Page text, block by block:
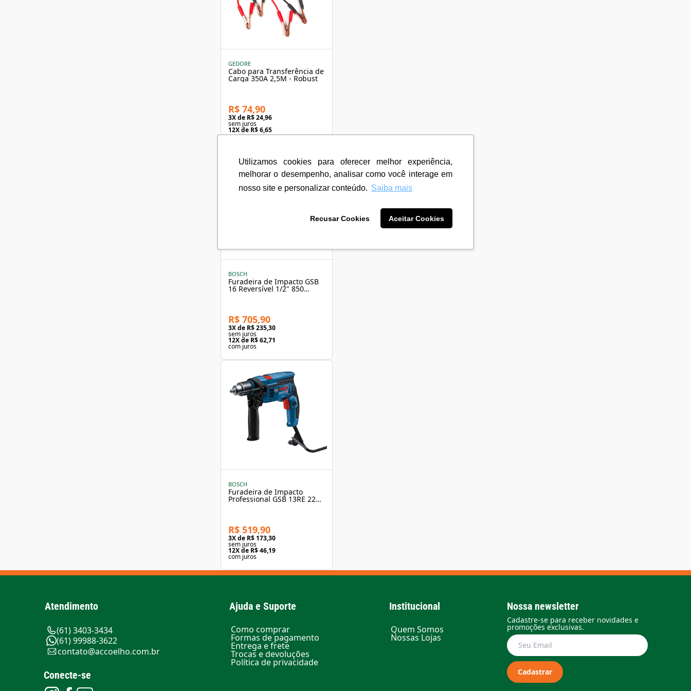
Utilizamos cookies para oferecer melhor experiência,
melhorar o desempenho, analisar como você interage em
nosso site e personalizar conteúdo. Saiba mais
Recusar Cookies Aceitar Cookies
GEDORE
Cabo para Transferência de
Carga 350A 2,5M - Robust
R$ 74,90
3X de R$ 24,96
sem juros
12X de R$ 6,65
com juros
BOSCH
Furadeira de Impacto GSB
16 Reversível 1/2" 850
R$ 705,90
3X de R$ 235,30
sem juros
12X de R$ 62,71
com juros
BOSCH
Furadeira de Impacto
Professional GSB 13RE 220V
R$ 519,90
3X de R$ 173,30
sem juros
12X de R$ 46,19
com juros
Atendimento
(61) 3403-3434
(61) 99988-3622
contato@accoelho.com.br
Conecte-se
Ajuda e Suporte
Como comprar
Formas de pagamento
Entrega e frete
Trocas e devoluções
Política de privacidade
Institucional
Quem Somos
Nossas Lojas
Nossa newsletter
Cadastre-se para receber novidades e
promoções exclusivas.
Cadastrar